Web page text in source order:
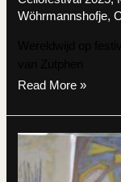
Wöhrmannshofje,
Frans
Read More »